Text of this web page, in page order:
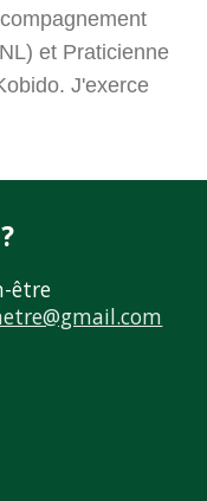
et Praticienne
J'exerce
être